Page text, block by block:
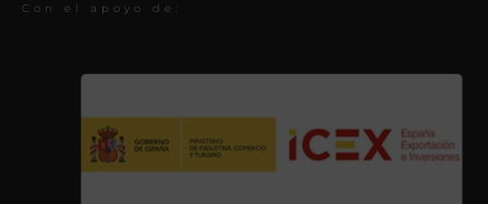
Con el apoyo de: